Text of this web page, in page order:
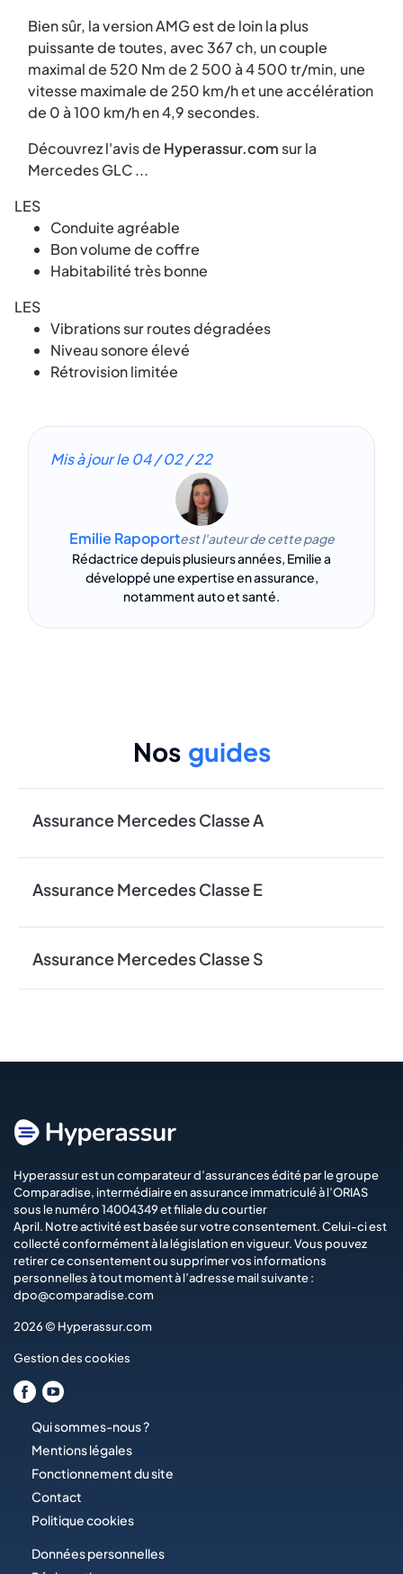
Bien sûr, la version AMG est de loin la plus
puissante de toutes, avec 367 ch, un couple
maximal de 520 Nm de 2 500 à 4 500 tr/min, une
vitesse maximale de 250 km/h et une accélération
de 0 à 100 km/h en 4,9 secondes.
Découvrez l'avis de Hyperassur.com sur la
Mercedes GLC ...
LES
Conduite agréable
Bon volume de coffre
Habitabilité très bonne
LES
Vibrations sur routes dégradées
Niveau sonore élevé
Rétrovision limitée
Mis à jour le04 / 02 / 22
Emilie Rapoportest l'auteur de cette page
Rédactrice depuis plusieurs années, Emilie a
développé une expertise en assurance,
notamment auto et santé.
Nos guides
Assurance Mercedes Classe A
Assurance Mercedes Classe E
Assurance Mercedes Classe S
Hyperassur est un comparateur d’assurances édité par le groupe
Comparadise, intermédiaire en assurance immatriculé à l’ORIAS
sous le numéro 14004349 et filiale du courtier
April. Notre activité est basée sur votre consentement. Celui-ci est
collecté conformément à la législation en vigueur. Vous pouvez
retirer ce consentement ou supprimer vos informations
personnelles à tout moment à l’adresse mail suivante :
dpo@comparadise.com
2026 © Hyperassur.com
Gestion des cookies
Qui sommes-nous ?
Mentions légales
Fonctionnement du site
Contact
Politique cookies
Données personnelles